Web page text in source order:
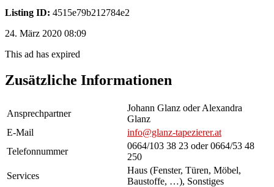
Listing ID: 4515e79b212784e2
24. März 2020 08:09
This ad has expired
Zusätzliche Informationen
Ansprechpartner
Johann Glanz oder Alexandra
Glanz
E-Mail
info@glanz-tapezierer.at
Telefonnummer
0664/103 38 23 oder 0664/53 48
250
Services
Haus (Fenster, Türen, Möbel,
Baustoffe, …), Sonstiges